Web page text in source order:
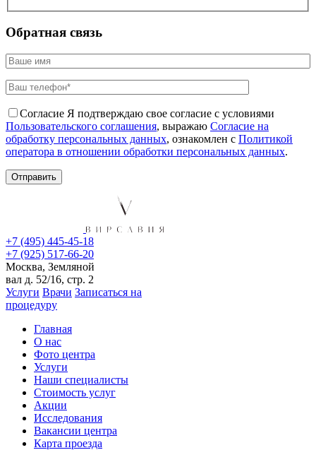
Обратная связь
Согласие Я подтверждаю свое согласие с условиями
Пользовательского соглашения, выражаю Согласие на
обработку персональных данных, ознакомлен с Политикой
оператора в отношении обработки персональных данных.
+7 (495) 445-45-18
+7 (925) 517-66-20
Москва, Земляной
вал д. 52/16, стр. 2
Услуги Врачи Записаться на
процедуру
Главная
О нас
Фото центра
Услуги
Наши специалисты
Стоимость услуг
Акции
Исследования
Вакансии центра
Карта проезда